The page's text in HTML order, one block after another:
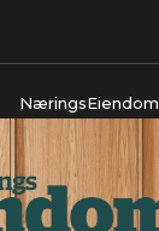
NæringsEiendom